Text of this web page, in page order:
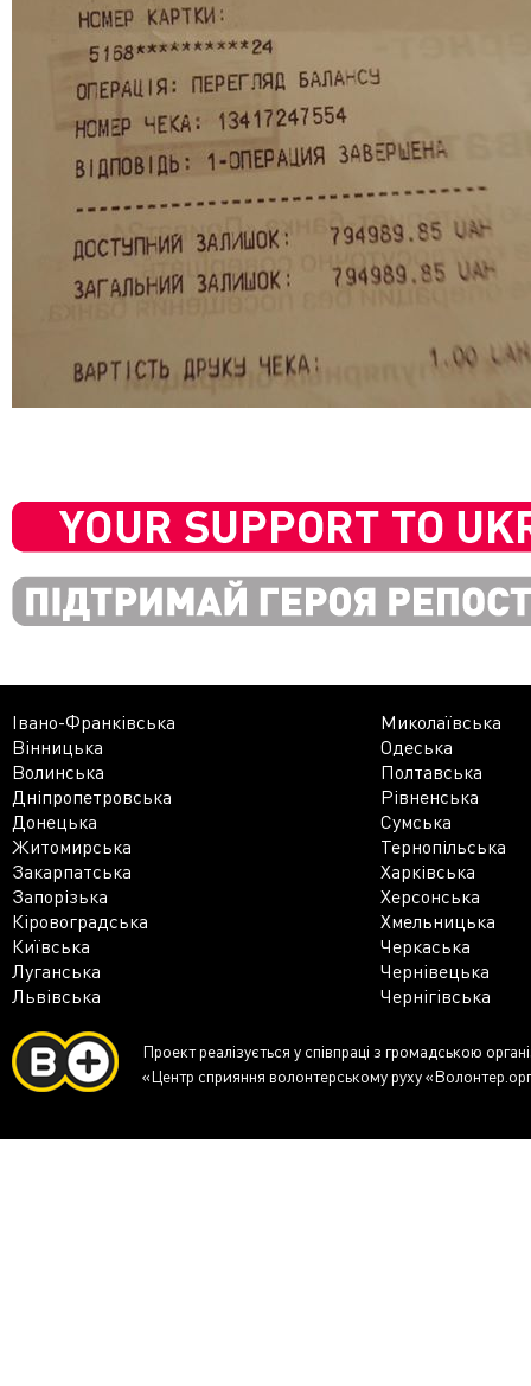
Івано-Франківська
Миколаївська
Вінницька
Одеська
Волинська
Полтавська
Дніпропетровська
Рівненська
Донецька
Сумська
Житомирська
Тернопільська
Закарпатська
Харківська
Запорізька
Херсонська
Кіровоградська
Хмельницька
Київська
Черкаська
Луганська
Чернівецька
Львівська
Чернігівська
Проект реалізується у співпраці з громадською
«Центр сприяння волонтерському руху